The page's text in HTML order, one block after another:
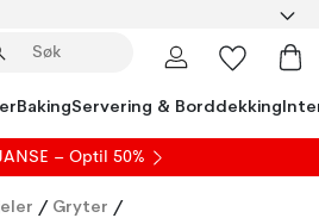
BakingServering & Borddekking
– Optil 50%
/ Gryter /